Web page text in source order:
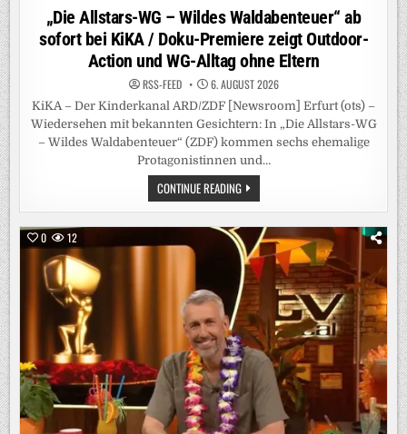
„Die Allstars-WG – Wildes Waldabenteuer“ ab
sofort bei KiKA / Doku-Premiere zeigt Outdoor-
Action und WG-Alltag ohne Eltern
RSS-FEED 6. AUGUST 2026
KiKA – Der Kinderkanal ARD/ZDF [Newsroom] Erfurt (ots) –
Wiedersehen mit bekannten Gesichtern: In „Die Allstars-WG
– Wildes Waldabenteuer“ (ZDF) kommen sechs ehemalige
Protagonistinnen und…
CONTINUE READING„DIE
ALLSTARS-
WG
–
WILDES
WALDABENTEUER“
AB
SOFORT
BEI
KIKA
/
DOKU-
PREMIERE
ZEIGT
OUTDOOR-
ACTION
UND
WG-
ALLTAG
OHNE
ELTERN
0 12